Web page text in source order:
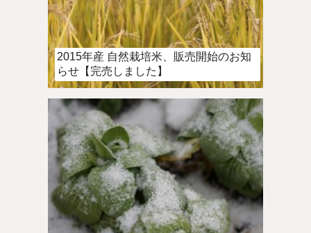
2015年産 自然栽培米、販売開始のお知
らせ【完売しました】